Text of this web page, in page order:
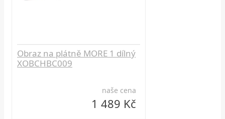
Obraz na plátně MORE 1 dílný
XOBCHBC009
naše cena
1 489 Kč